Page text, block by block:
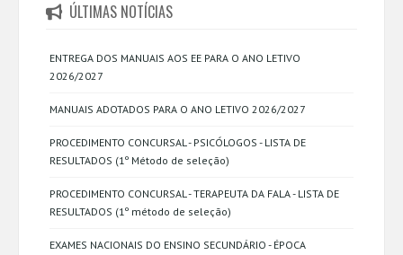
ÚLTIMAS NOTÍCIAS
ENTREGA DOS MANUAIS AOS EE PARA O ANO LETIVO
2026/2027
MANUAIS ADOTADOS PARA O ANO LETIVO 2026/2027
PROCEDIMENTO CONCURSAL - PSICÓLOGOS - LISTA DE
RESULTADOS (1º Método de seleção)
PROCEDIMENTO CONCURSAL - TERAPEUTA DA FALA - LISTA DE
RESULTADOS (1º método de seleção)
EXAMES NACIONAIS DO ENSINO SECUNDÁRIO - ÉPOCA